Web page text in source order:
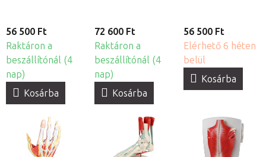
56 500 Ft
Raktáron a
beszállítónál (4
nap)
Kosárba
72 600 Ft
Raktáron a
beszállítónál (4
nap)
Kosárba
56 500 Ft
Elérhető 6 héten
belül
Kosárba